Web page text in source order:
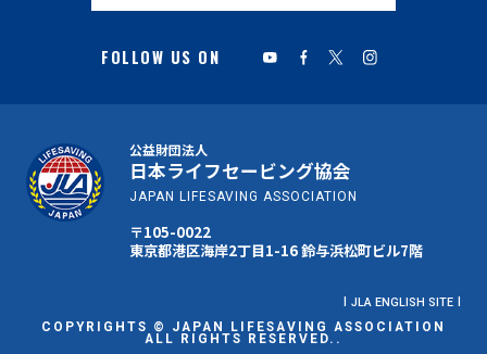
公益財団法人
日本ライフセービング協会
JAPAN LIFESAVING ASSOCIATION
〒105-0022
東京都港区海岸2丁目1-16 鈴与浜松町ビル7階
JLA ENGLISH SITE
COPYRIGHTS © JAPAN LIFESAVING ASSOCIATION
ALL RIGHTS RESERVED..